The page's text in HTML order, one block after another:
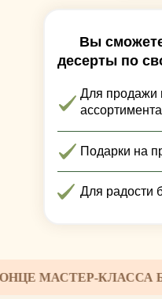
Вы
десерты по
Для продажи
ассортимента
Подарки на
Для радости
КЛАССА